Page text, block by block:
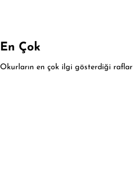
En Çok
Okurların en çok ilgi gösterdiği raflar